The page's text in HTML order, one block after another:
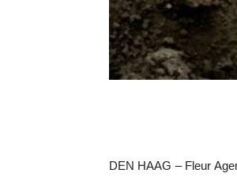
DEN HAAG – Fleur